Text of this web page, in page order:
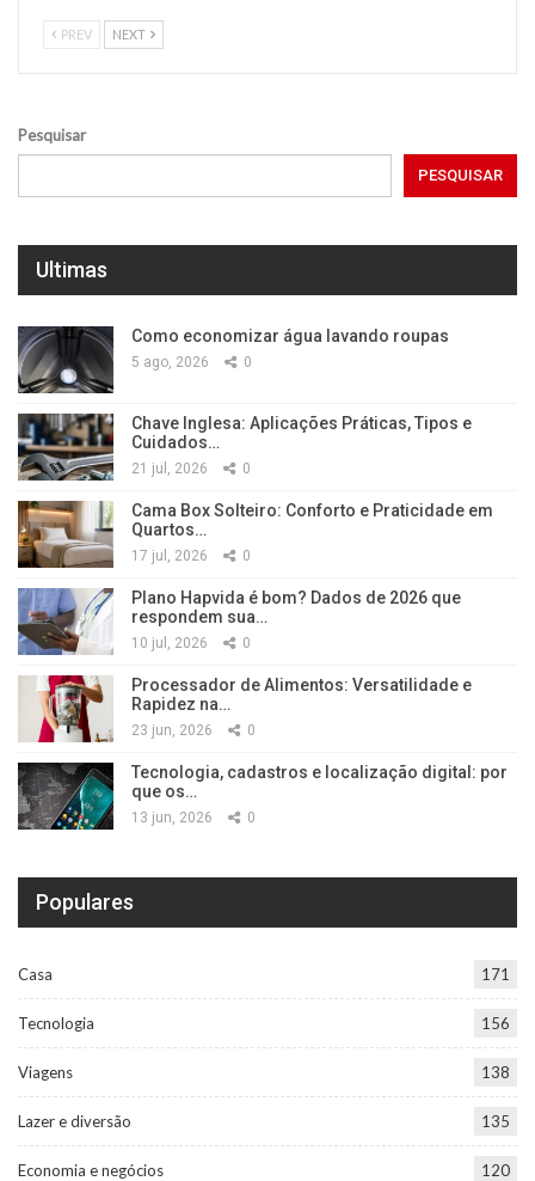
PREV NEXT
Pesquisar
PESQUISAR
Ultimas
Como economizar água lavando roupas
5 ago, 2026 0
Chave Inglesa: Aplicações Práticas, Tipos e
Cuidados…
21 jul, 2026 0
Cama Box Solteiro: Conforto e Praticidade em
Quartos…
17 jul, 2026 0
Plano Hapvida é bom? Dados de 2026 que
respondem sua…
10 jul, 2026 0
Processador de Alimentos: Versatilidade e
Rapidez na…
23 jun, 2026 0
Tecnologia, cadastros e localização digital: por
que os…
13 jun, 2026 0
Populares
Casa 171
Tecnologia 156
Viagens 138
Lazer e diversão 135
Economia e negócios 120